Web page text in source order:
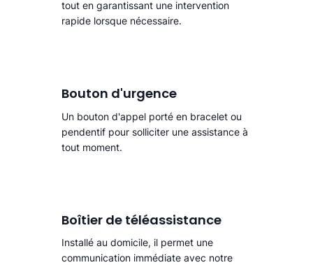
tout en garantissant une intervention
rapide lorsque nécessaire.
Bouton d'urgence
Un bouton d'appel porté en bracelet ou
pendentif pour solliciter une assistance à
tout moment.
Boîtier de téléassistance
Installé au domicile, il permet une
communication immédiate avec notre